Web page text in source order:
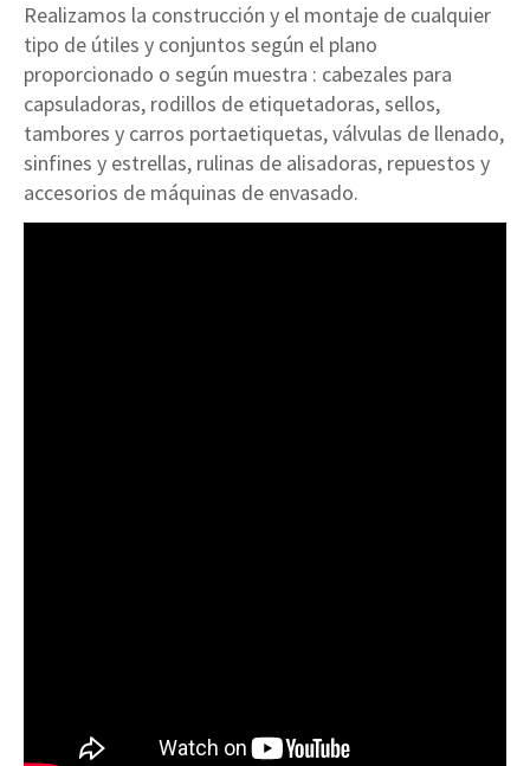
Realizamos la construcción y el montaje de cualquier
tipo de útiles y conjuntos según el plano
proporcionado o según muestra : cabezales para
capsuladoras, rodillos de etiquetadoras, sellos,
tambores y carros portaetiquetas, válvulas de llenado,
sinfines y estrellas, rulinas de alisadoras, repuestos y
accesorios de máquinas de envasado.